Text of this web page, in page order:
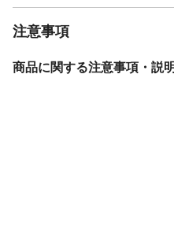
注意事項
商品に関する注意事項・説